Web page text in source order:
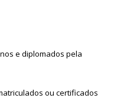
e diplomados pela
ou certificados